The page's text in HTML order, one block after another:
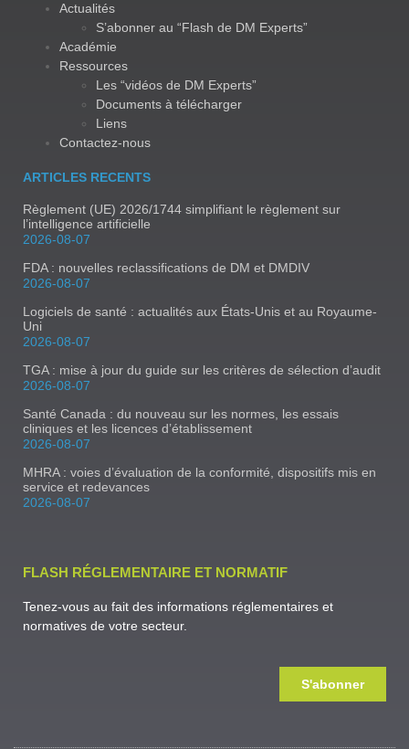
Actualités
S’abonner au “Flash de DM Experts”
Académie
Ressources
Les “vidéos de DM Experts”
Documents à télécharger
Liens
Contactez-nous
ARTICLES RECENTS
Règlement (UE) 2026/1744 simplifiant le règlement sur
l’intelligence artificielle
2026-08-07
FDA : nouvelles reclassifications de DM et DMDIV
2026-08-07
Logiciels de santé : actualités aux États-Unis et au Royaume-
Uni
2026-08-07
TGA : mise à jour du guide sur les critères de sélection d’audit
2026-08-07
Santé Canada : du nouveau sur les normes, les essais
cliniques et les licences d’établissement
2026-08-07
MHRA : voies d’évaluation de la conformité, dispositifs mis en
service et redevances
2026-08-07
FLASH RÉGLEMENTAIRE ET NORMATIF
Tenez-vous au fait des informations réglementaires et
normatives de votre secteur.
S'abonner